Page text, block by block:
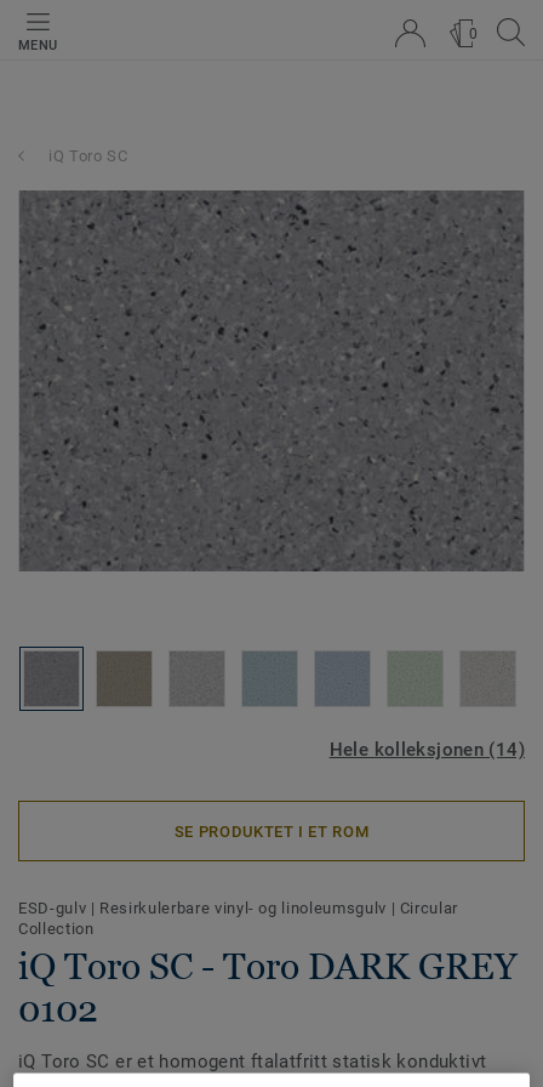
MENU
0
iQ Toro SC
Hele kolleksjonen (14)
SE PRODUKTET I ET ROM
ESD-gulv | Resirkulerbare vinyl- og linoleumsgulv | Circular
Collection
iQ Toro SC - Toro DARK GREY
0102
iQ Toro SC er et homogent ftalatfritt statisk konduktivt